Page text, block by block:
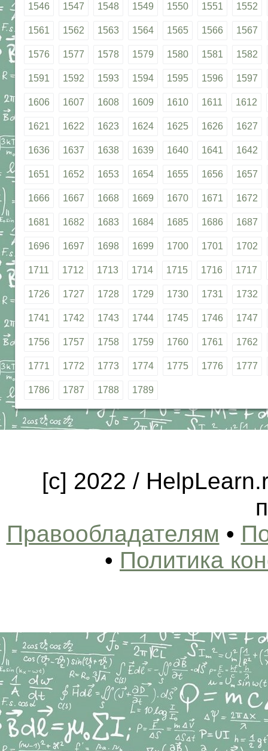
1546 1547 1548 1549 1550 1551 1552
1561 1562 1563 1564 1565 1566 1567
1576 1577 1578 1579 1580 1581 1582
1591 1592 1593 1594 1595 1596 1597
1606 1607 1608 1609 1610 1611 1612
1621 1622 1623 1624 1625 1626 1627
1636 1637 1638 1639 1640 1641 1642
1651 1652 1653 1654 1655 1656 1657
1666 1667 1668 1669 1670 1671 1672
1681 1682 1683 1684 1685 1686 1687
1696 1697 1698 1699 1700 1701 1702
1711 1712 1713 1714 1715 1716 1717
1726 1727 1728 1729 1730 1731 1732
1741 1742 1743 1744 1745 1746 1747
1756 1757 1758 1759 1760 1761 1762
1771 1772 1773 1774 1775 1776 1777
1786 1787 1788 1789
[c] 2022 /
Правообладателям •
• Политика